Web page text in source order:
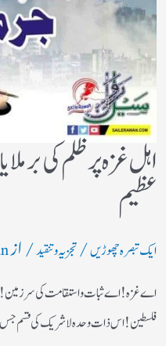
اہل غزہ پر ظلم کی
عظیم
ایک تبصرہ چھوڑیں/تجزیہ و تنقید/ از
اے غزہ! اے ثبات واستقامت کی سرزمین!
فلسطین! اس ذات وحدہ لاشریک کی قسم